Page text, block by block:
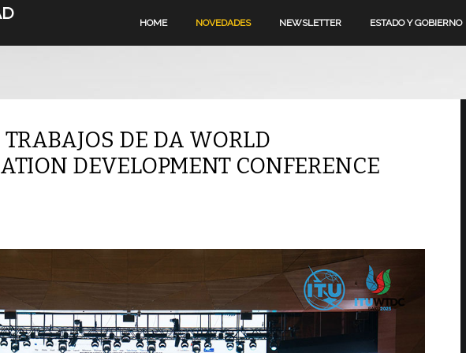
HOME NOVEDADES NEWSLETTER ESTADO Y GOBIERNO
DE DA WORLD
DEVELOPMENT CONFERENCE